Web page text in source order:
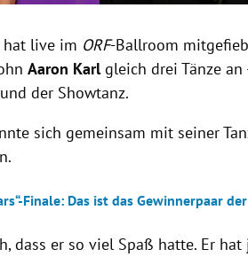
hat live im ORF-Ballroom
Aaron Karlgleich drei Tänze
der Showtanz.
sich gemeinsam mit seiner
Finale: Das ist das Gewinnerpaar
dass er so viel Spaß hatte. Er